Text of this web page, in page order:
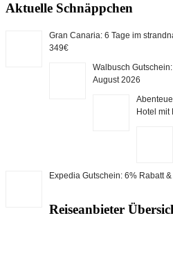
Aktuelle Schnäppchen
Gran Canaria: 6 Tage im
349€
Walbusch
August 2026
Hotel mit
Expedia Gutschein: 6% Rabatt
Reiseanbieter